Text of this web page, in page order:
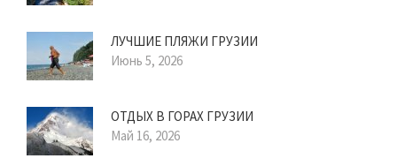
ЛУЧШИЕ ПЛЯЖИ ГРУЗИИ
Июнь 5, 2026
ОТДЫХ В ГОРАХ ГРУЗИИ
Май 16, 2026